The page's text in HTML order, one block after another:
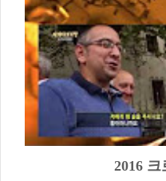
2016